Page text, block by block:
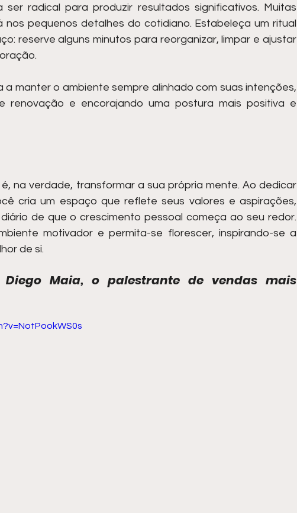
radical para produzir resultados significativos. Muitas
pequenos detalhes do cotidiano. Estabeleça um ritual
reserve alguns minutos para reorganizar, limpar e ajustar
a manter o ambiente sempre alinhado com suas intenções,
renovação e encorajando uma postura mais positiva e
na verdade, transformar a sua própria mente. Ao dedicar
cria um espaço que reflete seus valores e aspirações,
de que o crescimento pessoal começa ao seu redor.
motivador e permita-se florescer, inspirando-se a
de si.
Maia, o palestrante de vendas mais